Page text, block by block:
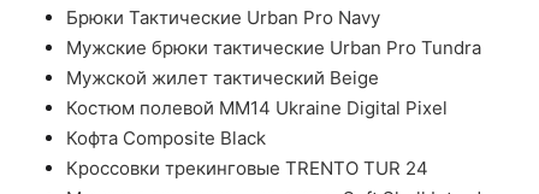
Брюки Тактические Urban Pro Navy
Мужские брюки тактические Urban Pro Tundra
Мужской жилет тактический Beige
Костюм полевой ММ14 Ukraine Digital Pixel
Кофта Composite Black
Кроссовки трекинговые TRENTO TUR 24